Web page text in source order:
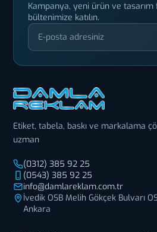
Kampanya, yeni ürün ve
bültenimize katılın.
Etiket, tabela, baskı ve markalama
uzman
(0312) 385 92 25
(0543) 385 92 25
info@damlareklam.com.tr
İvedik OSB Melih Gökçek Bulvarı
Ankara